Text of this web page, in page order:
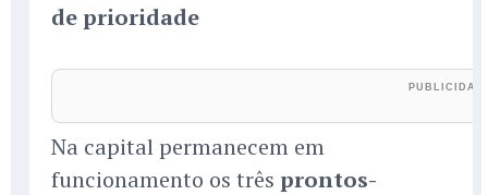
de prioridade
Na capital permanecem em
funcionamento os três prontos-